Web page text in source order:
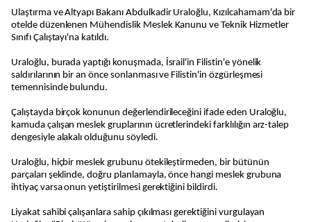
Ulaştırma ve Altyapı Bakanı Abdulkadir Uraloğlu, Kızılcahamam'da bir
otelde düzenlenen Mühendislik Meslek Kanunu ve Teknik Hizmetler
Sınıfı Çalıştayı'na katıldı.
Uraloğlu, burada yaptığı konuşmada, İsrail'in Filistin'e yönelik
saldırılarının bir an önce sonlanması ve Filistin'in özgürleşmesi
temennisinde bulundu.
Çalıştayda birçok konunun değerlendirileceğini ifade eden Uraloğlu,
kamuda çalışan meslek gruplarının ücretlerindeki farklılığın arz-talep
dengesiyle alakalı olduğunu söyledi.
Uraloğlu, hiçbir meslek grubunu ötekileştirmeden, bir bütünün
parçaları şeklinde, doğru planlamayla, önce hangi meslek grubuna
ihtiyaç varsa onun yetiştirilmesi gerektiğini bildirdi.
Liyakat sahibi çalışanlara sahip çıkılması gerektiğini vurgulayan